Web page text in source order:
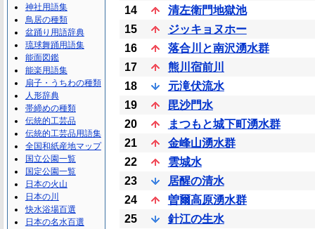
14
清左衛門地獄池
15
ジッキョヌホー
16
落合川と南沢湧水群
17
熊川宿前川
18
元滝伏流水
19
毘沙門水
20
まつもと城下町湧水群
21
金峰山湧水群
22
雲城水
23
居醒の清水
24
曽爾高原湧水群
25
針江の生水
神社用語集
鳥居の種類
盆踊り用語辞典
琉球舞踊用語集
能面図鑑
能楽用語集
扇子・うちわの種類
人形辞典
帯締めの種類
伝統的工芸品
伝統的工芸品用語集
全国和紙産地マップ
国立公園一覧
国定公園一覧
日本の火山
日本の川
快水浴場百選
日本の名水百選